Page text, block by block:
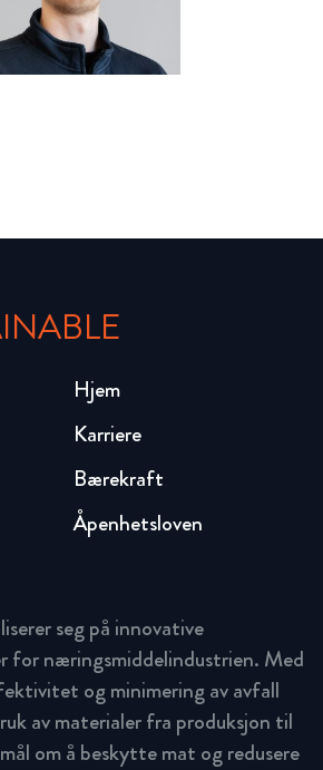
Hjem
Karriere
Bærekraft
Åpenhetsloven
seg på innovative
for næringsmiddelindustrien. Med
og minimering av avfall
av materialer fra produksjon til
om å beskytte mat og redusere